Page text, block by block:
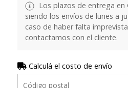
Los plazos de entrega en
siendo los envíos de lunes a
caso de haber falta
contactamos con el cliente.
Calculá el costo de envío